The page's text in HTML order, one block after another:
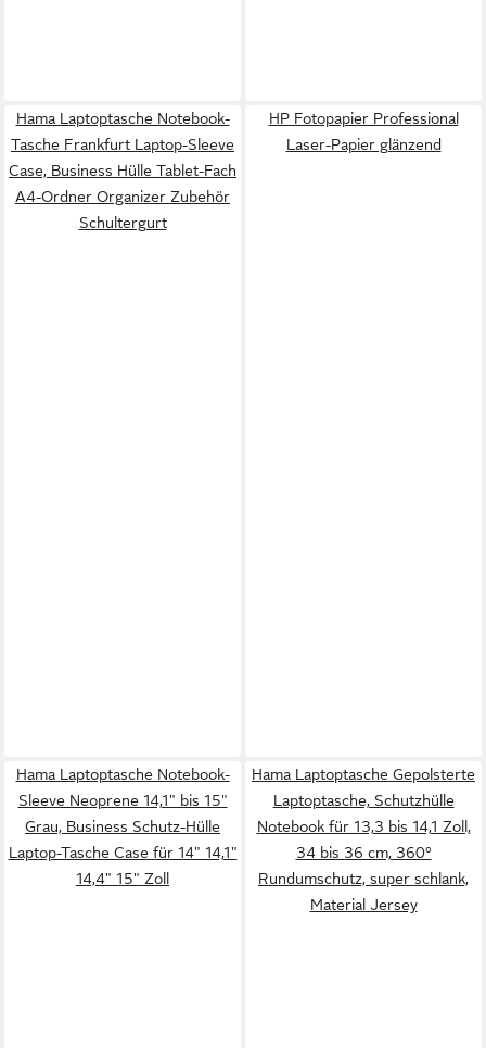
Hama Laptoptasche Notebook-
Tasche Frankfurt Laptop-Sleeve
Case, Business Hülle Tablet-Fach
A4-Ordner Organizer Zubehör
Schultergurt
HP Fotopapier Professional
Laser-Papier glänzend
Hama Laptoptasche Notebook-
Sleeve Neoprene 14,1" bis 15"
Grau, Business Schutz-Hülle
Laptop-Tasche Case für 14" 14,1"
14,4" 15" Zoll
Hama Laptoptasche Gepolsterte
Laptoptasche, Schutzhülle
Notebook für 13,3 bis 14,1 Zoll,
34 bis 36 cm, 360°
Rundumschutz, super schlank,
Material Jersey